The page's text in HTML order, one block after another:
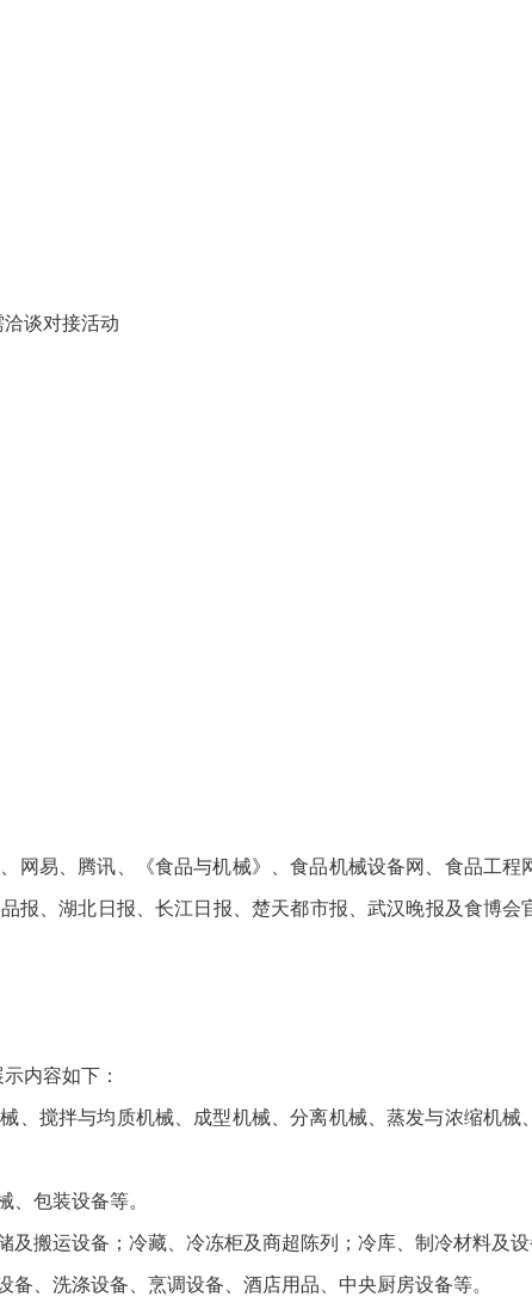
谈对接活动
网易、腾讯、《食品与机械》、食品机械设备网、食品工程
报、湖北日报、长江日报、楚天都市报、武汉晚报及食博会
内容如下：
、搅拌与均质机械、成型机械、分离机械、蒸发与浓缩机
、包装设备等。
搬运设备；冷藏、冷冻柜及商超陈列；冷库、制冷材料及设
、洗涤设备、烹调设备、酒店用品、中央厨房设备等。